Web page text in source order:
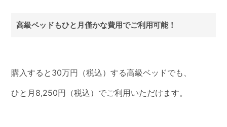
高級ベッドもひと月僅かな費用でご利用可能！
購入すると30万円（税込）する高級ベッドでも、
ひと月8,250円（税込）でご利用いただけます。